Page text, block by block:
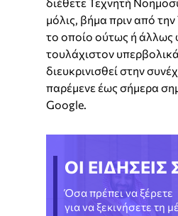
μόλις, βήμα πριν από
το οποίο ούτως ή άλλως
τουλάχιστον
διευκρινισθεί στην
παρέμενε έως σήμερα
Google.
ΟΙ ΕΙΔΗΣΕΙΣ
Όσα πρέπει να ξέρετε
για να ξεκινήσετε τη